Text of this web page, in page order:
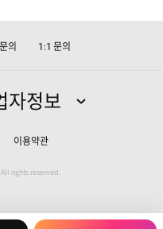
의 1:1 문의
자정보
이용약관
rights reserved.